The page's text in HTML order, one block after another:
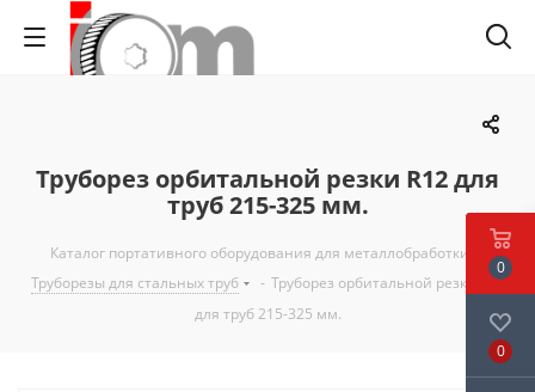
Труборез орбитальной резки R12 для
труб 215-325 мм.
Каталог портативного оборудования для металлобработки
Труборезы для стальных труб
- Труборез орбитальной резки R12
для труб 215-325 мм.
0
0